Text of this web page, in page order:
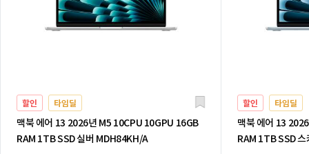
할인 타임딜
맥북 에어 13 2026년 M5 10CPU 10GPU 16GB
RAM 1TB SSD 실버 MDH84KH/A
할인 타임딜
맥북 에어 13
RAM 1TB SSD